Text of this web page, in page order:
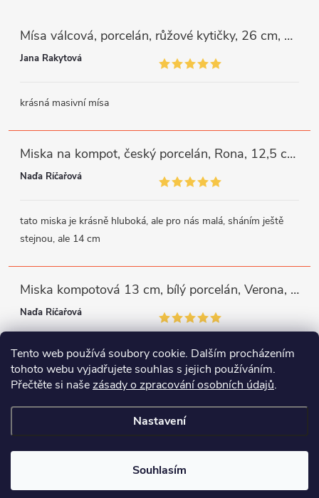
Tento web používá soubory cookie. Dalším procházením
tohoto webu vyjadřujete souhlas s jejich používáním.
Přečtěte si našezásady o zpracování osobních údajů.
Nastavení
Souhlasím
Mísa válcová, porcelán, růžové kytičky, 26 cm, G. Benedikt
Jana Rakytová
krásná masivní mísa
Miska na kompot, český porcelán, Rona, 12,5 cm, bílý, G. Benedikt
Naďa Říčařová
tato miska je krásně hluboká, ale pro nás malá, sháním ještě
stejnou, ale 14 cm
Miska kompotová 13 cm, bílý porcelán, Verona, G. Benedikt
Naďa Říčařová
miska je trochu mělká, ale využiji
Copyright 2026Porcelánový svět. Všechna práva vyhrazena.